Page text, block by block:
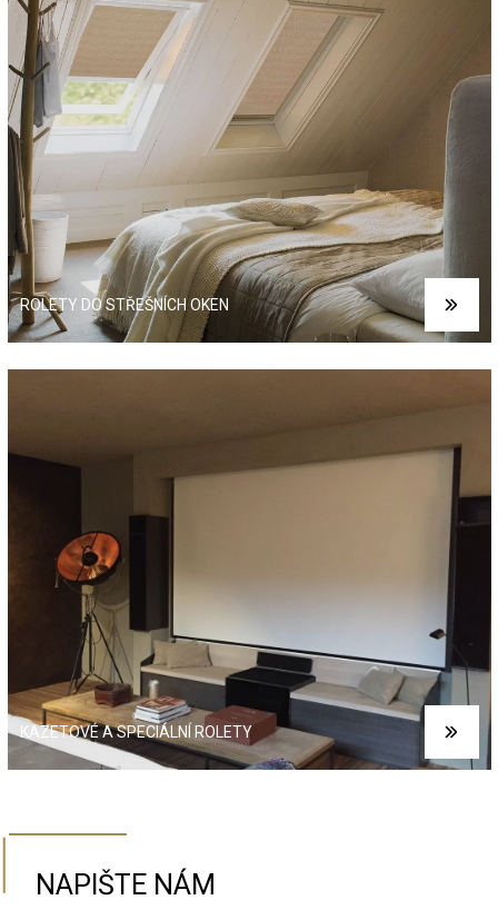
ROLETY DO STŘEŠNÍCH OKEN
KAZETOVÉ A SPECIÁLNÍ ROLETY
NAPIŠTE NÁM